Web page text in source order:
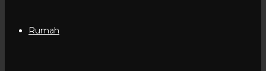
Rumah